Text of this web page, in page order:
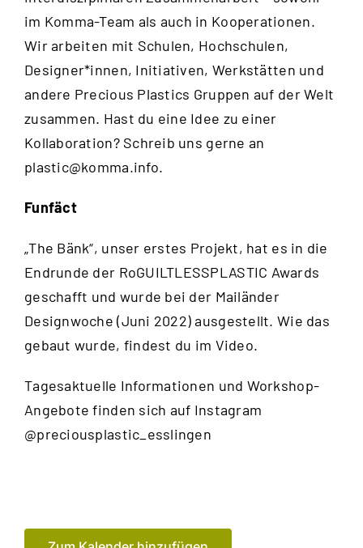
im Komma-Team als auch in Kooperationen.
Wir arbeiten mit Schulen, Hochschulen,
Designer*innen, Initiativen, Werkstätten und
andere Precious Plastics Gruppen auf der Welt
zusammen. Hast du eine Idee zu einer
Kollaboration? Schreib uns gerne an
plastic@komma.info.
Funfäct
„The Bänk“, unser erstes Projekt, hat es in die
Endrunde der RoGUILTLESSPLASTIC Awards
geschafft und wurde bei der Mailänder
Designwoche (Juni 2022) ausgestellt. Wie das
gebaut wurde, findest du im Video.
Tagesaktuelle Informationen und Workshop-
Angebote finden sich auf Instagram
@preciousplastic_esslingen